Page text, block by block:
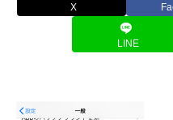
X
LINE